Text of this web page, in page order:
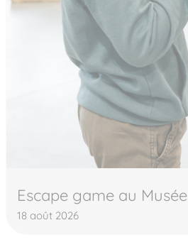
Escape game au Musée
18 août 2026